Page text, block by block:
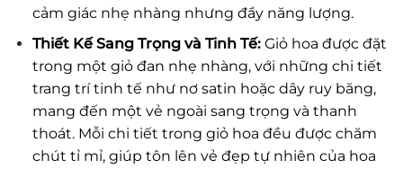
cảm giác nhẹ nhàng nhưng đầy năng lượng.
Thiết Kế Sang Trọng và Tinh Tế:Giỏ hoa được đặt
trong một giỏ đan nhẹ nhàng, với những chi tiết
trang trí tinh tế như nơ satin hoặc dây ruy băng,
mang đến một vẻ ngoài sang trọng và thanh
thoát. Mỗi chi tiết trong giỏ hoa đều được chăm
chút tỉ mỉ, giúp tôn lên vẻ đẹp tự nhiên của hoa